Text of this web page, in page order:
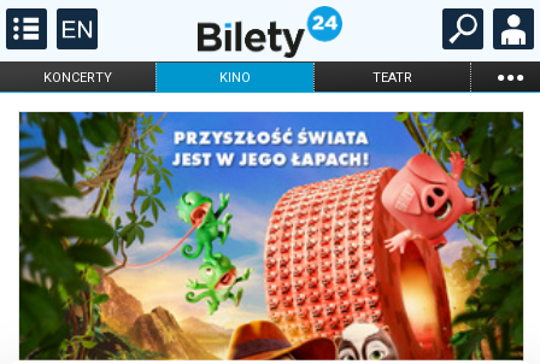
KONCERTY KINO TEATR ...
FILHARMONIA OPERA I BALET
STAND-UP
DLA DZIECI
ONLINE KARNETY